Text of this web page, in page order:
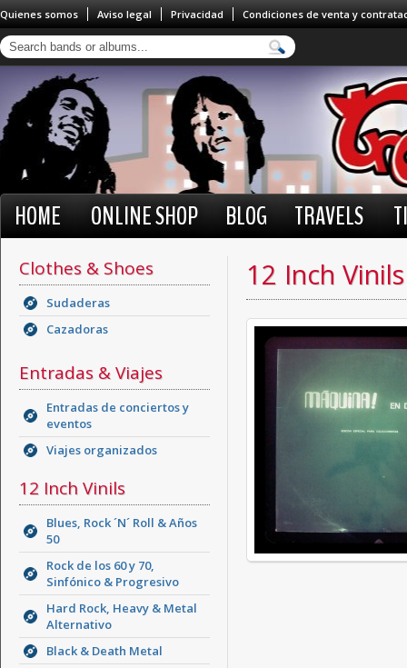
Quienes somos Aviso legal Privacidad Condiciones de venta y
HOME ONLINE SHOP BLOG TRAVELS
Clothes & Shoes
Sudaderas
Cazadoras
Entradas & Viajes
Entradas de conciertos y
eventos
Viajes organizados
12 Inch Vinils
Blues, Rock ´N´ Roll & Años
50
Rock de los 60 y 70,
Sinfónico & Progresivo
Hard Rock, Heavy & Metal
Alternativo
Black & Death Metal
12 Inch Vinils